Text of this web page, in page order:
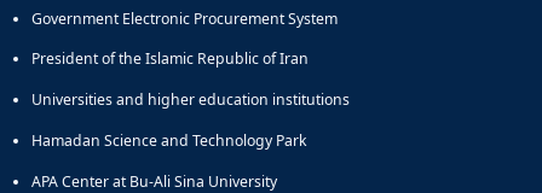
Government Electronic Procurement System
President of the Islamic Republic of Iran
Universities and higher education institutions
Hamadan Science and Technology Park
APA Center at Bu-Ali Sina University